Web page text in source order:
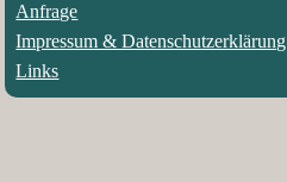
Anfrage
Impressum & Datenschutzerklärung
Links